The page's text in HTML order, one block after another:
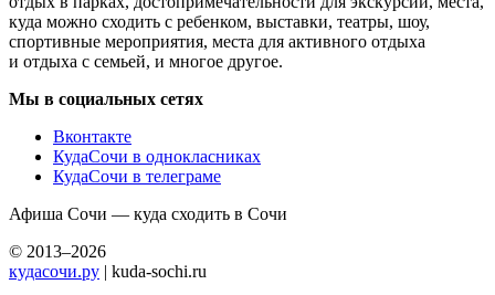
куда можно сходить с ребенком, выставки, театры, шоу,
спортивные мероприятия, места для активного отдыха
и отдыха с семьей, и многое другое.
Мы в социальных сетях
Вконтакте
КудаСочи в однокласниках
КудаСочи в телеграме
Афиша Сочи — куда сходить в Сочи
© 2013–2026
кудасочи.ру | kuda-sochi.ru